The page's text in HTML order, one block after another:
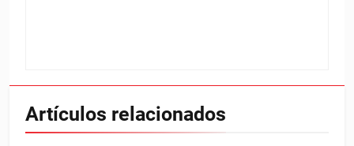
Artículos relacionados